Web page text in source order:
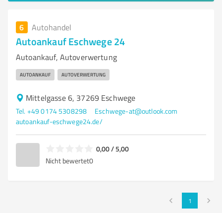
6 Autohandel
Autoankauf Eschwege 24
Autoankauf, Autoverwertung
AUTOANKAUF AUTOVERWERTUNG
Mittelgasse 6, 37269 Eschwege
Tel. +49 0174 5308298
Eschwege-at@outlook.com
autoankauf-eschwege24.de/
0,00 / 5,00
Nicht bewertet0
1